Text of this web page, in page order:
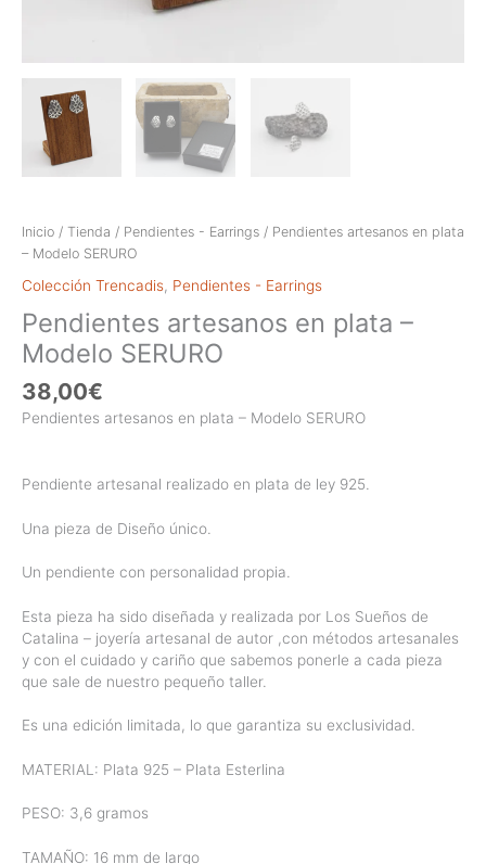
Inicio / Tienda / Pendientes - Earrings / Pendientes artesanos en plata
– Modelo SERURO
Colección Trencadis Pendientes - Earrings
Pendientes artesanos en plata –
Modelo SERURO
38,00€
Pendientes artesanos en plata – Modelo SERURO
Pendiente artesanal realizado en plata de ley 925.
Una pieza de Diseño único.
Un pendiente con personalidad propia.
Esta pieza ha sido diseñada y realizada por Los Sueños de
Catalina – joyería artesanal de autor ,con métodos artesanales
y con el cuidado y cariño que sabemos ponerle a cada pieza
que sale de nuestro pequeño taller.
Es una edición limitada, lo que garantiza su exclusividad.
MATERIAL: Plata 925 – Plata Esterlina
PESO: 3,6 gramos
TAMAÑO: 16 mm de largo